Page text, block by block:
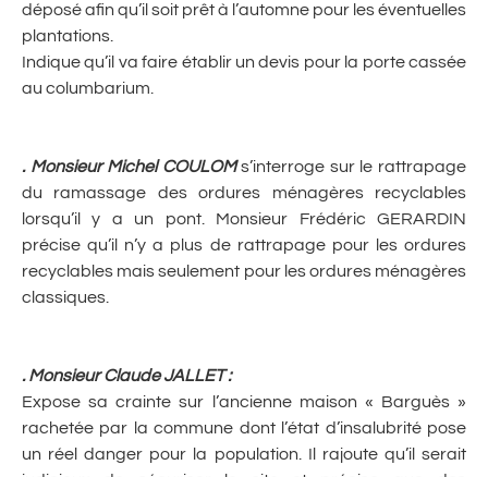
déposé afin qu’il soit prêt à l’automne pour les éventuelles
plantations.
Indique qu’il va faire établir un devis pour la porte cassée
au columbarium.
. Monsieur Michel COULOMs’interroge sur le rattrapage
du ramassage des ordures ménagères recyclables
lorsqu’il y a un pont. Monsieur Frédéric GERARDIN
précise qu’il n’y a plus de rattrapage pour les ordures
recyclables mais seulement pour les ordures ménagères
classiques.
. Monsieur Claude JALLET :
Expose sa crainte sur l’ancienne maison « Barguès »
rachetée par la commune dont l’état d’insalubrité pose
un réel danger pour la population. Il rajoute qu’il serait